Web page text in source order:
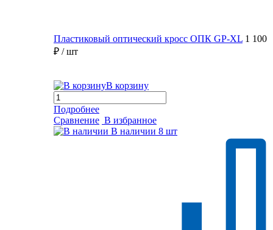
Пластиковый оптический кросс ОПК GP-XL 1 100
₽ / шт
В корзину
Подробнее
Сравнение В избранное
В наличии 8 шт